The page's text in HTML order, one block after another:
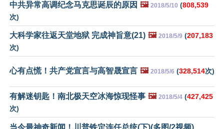
中共异常高调纪念马克思诞辰的原因 🖼️ 2018/5/10 (808,539
次)
大科学家往返天堂地狱 完成神旨意(21) 🖼️ 2018/5/9 (207,183
次)
心有点慌！共产党宣言与高智晟宣言 🖼️ 2018/5/6 (328,514次)
有解迷钥匙！南北极天空冰海惊现怪事 🖼️ 2018/5/4 (427,425
次)
当今最神奇新闻！川普铁定连任总统(下)(多图/2视频)